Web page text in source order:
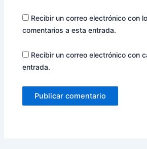
Recibir un correo electrónico con
comentarios a esta entrada.
Recibir un correo electrónico con
entrada.